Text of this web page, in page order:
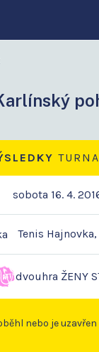
sobota 16. 4.
Tenis
dvouhra ŽENY
nebo je uzavřen